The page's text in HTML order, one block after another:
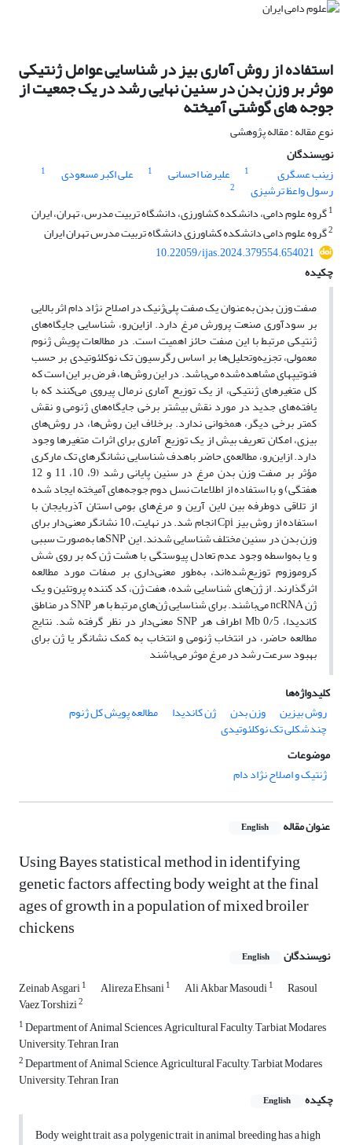
استفاده از روش آماری بیز در شناسایی عوامل ژنتیکی
موثر بر وزن بدن در سنین نهایی رشد در یک جمعیت از
جوجه های گوشتی آمیخته
نوع مقاله : مقاله پژوهشی
نویسندگان
زینب عسگری
1 علیرضا احسانی 1 علی اکبر مسعودی 1
رسول واعظ ترشیزی
2
1گروه علوم دامی، دانشکده کشاورزی، دانشگاه تربیت مدرس، تهران، ایران
2گروه علوم دامی دانشکده کشاورزی دانشگاه تربیت مدرس تهران ایران
10.22059/ijas.2024.379554.654021
چکیده
صفت وزن بدن به‌عنوان یک صفت پلی‌ژنیک در اصلاح نژاد دام اثر بالایی
بر سودآوری صنعت پرورش مرغ دارد. ازاین‌رو، شناسایی جایگاه‌های
ژنتیکی مرتبط با این صفت حائز اهمیت است. در مطالعات پویش ژنوم
معمولی، تجزیه‌وتحلیل‌ها بر اساس رگرسیون تک نوکلئوتیدی بر حسب
فنوتیپ‎های مشاهده‌شده می‌باشد. در این روش‌ها، فرض بر این است که
کل متغیرهای ژنتیکی، از یک توزیع آماری نرمال پیروی می‌کنند که با
یافته‌های جدید در مورد نقش بیشتر برخی جایگاه‌های ژنومی و نقش
کمتر برخی دیگر، همخوانی ندارد. برخلاف این روش‌ها، در روش‌های
بیزی، امکان تعریف بیش از یک توزیع آماری برای اثرات متغیرها وجود
دارد. ازاین‌رو، مطالعه‌ی حاضر باهدف شناسایی نشانگرهای تک مارکری
مؤثر بر صفت وزن بدن مرغ در سنین پایانی رشد (9، 10، 11 و 12
هفتگی) و با استفاده از اطلاعات نسل دوم جوجه‌های آمیخته ایجاد شده
از تلاقی دوطرفه بین لاین آرین و مرغ‌های بومی استان آذربایجان با
استفاده از روش بیز Cpi انجام شد. در نهایت، 10 نشانگر معنی‌دار برای
وزن بدن در سنین مختلف شناسایی شدند. این SNPها به‌صورت سببی
و یا به‌واسطه وجود عدم تعادل پیوستگی با هشت ژن که بر روی شش
کروموزوم توزیع‌شده‌اند، به‌طور معنی‌داری بر صفات مورد مطالعه
اثرگذارند. از ژن‌های شناسایی شده، هفت ژن، کد کننده پروتئین و یک
ژن ncRNA می‌باشند. برای شناسایی ژن‌های مرتبط با هر SNP در مناطق
کاندیدا، Mb 0/5 اطراف هر SNP معنی‌دار در نظر گرفته شد. نتایج
مطالعه حاضر، در انتخاب ژنومی و انتخاب به کمک نشانگر یا ژن برای
بهبود سرعت رشد در مرغ موثر می‌باشند
کلیدواژه‌ها
روش بیزین
وزن بدن ژن کاندیدا مطالعه پویش کل ژنوم
چندشکلی‏ تک نوکلئوتیدی
موضوعات
ژنتیک و اصلاح نژاد دام
عنوان مقاله English
Using Bayes statistical method in identifying
genetic factors affecting body weight at the final
ages of growth in a population of mixed broiler
chickens
نویسندگان English
Zeinab Asgari1 Alireza Ehsani1 Ali Akbar Masoudi1 Rasoul
Vaez Torshizi2
1Department of Animal Sciences, Agricultural Faculty, Tarbiat Modares
University, Tehran, Iran
2Department of Animal Science, Agricultural Faculty, Tarbiat Modares
University, Tehran, Iran
چکیده
English
Body weight trait as a polygenic trait in animal breeding has a high